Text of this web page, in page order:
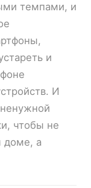
темпами, и
и
И
ненужной
чтобы не
доме, а